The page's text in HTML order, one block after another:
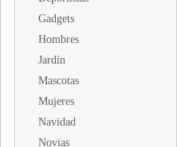
Gadgets
Hombres
Jardín
Mascotas
Mujeres
Navidad
Novias